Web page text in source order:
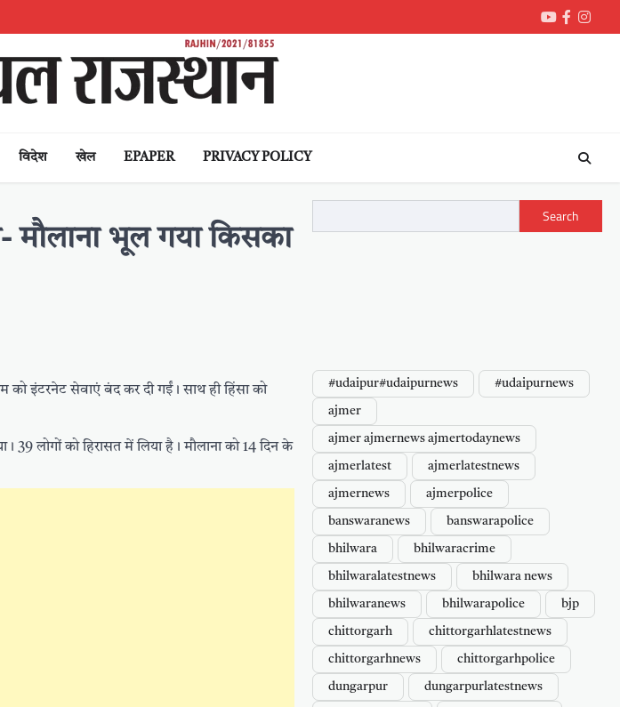
Youtube
विदेश खेल EPAPER PRIVACY POLICY
मौलाना भूल गया किसका
इंटरनेट सेवाएं बंद कर दी गईं। साथ ही हिंसा को
39 लोगों को हिरासत में लिया है। मौलाना को 14 दिन के
Search
#udaipur#udaipurnews #udaipurnews
ajmer
ajmer ajmernews ajmertodaynews
ajmerlatest ajmerlatestnews
ajmernews ajmerpolice
banswaranews banswarapolice
bhilwara bhilwaracrime
bhilwaralatestnews bhilwara news
bhilwaranews bhilwarapolice bjp
chittorgarh chittorgarhlatestnews
chittorgarhnews chittorgarhpolice
dungarpur dungarpurlatestnews